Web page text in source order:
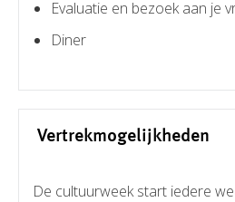
Evaluatie en bezoek aan je
Diner
Vertrekmogelijkheden
De cultuurweek start iedere